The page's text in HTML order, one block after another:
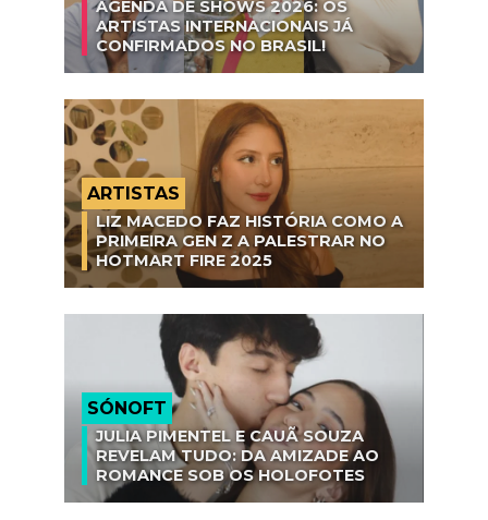
AGENDA DE SHOWS 2026: OS
ARTISTAS INTERNACIONAIS JÁ
CONFIRMADOS NO BRASIL!
ARTISTAS
LIZ MACEDO FAZ HISTÓRIA COMO A
PRIMEIRA GEN Z A PALESTRAR NO
HOTMART FIRE 2025
SÓNOFT
JULIA PIMENTEL E CAUÃ SOUZA
REVELAM TUDO: DA AMIZADE AO
ROMANCE SOB OS HOLOFOTES